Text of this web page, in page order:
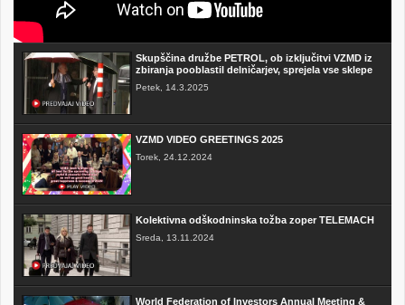
Skupščina družbe PETROL, ob izključitvi VZMD iz
zbiranja pooblastil delničarjev, sprejela vse sklepe
Petek, 14.3.2025
VZMD VIDEO GREETINGS 2025
Torek, 24.12.2024
Kolektivna odškodninska tožba zoper TELEMACH
Sreda, 13.11.2024
World Federation of Investors Annual Meeting &